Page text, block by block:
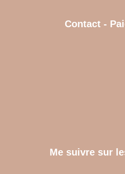
Contact -
Me suivre sur